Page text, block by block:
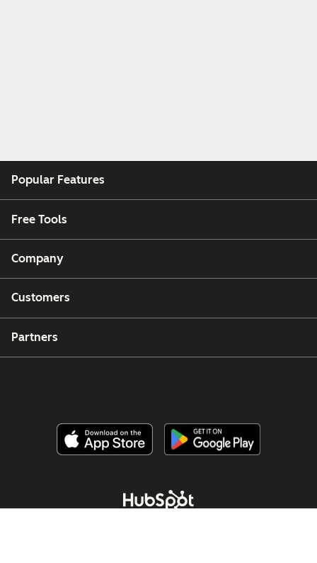
Popular Features
Free Tools
Company
Customers
Partners